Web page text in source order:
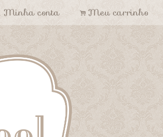
Minha conta . Meu carrinho